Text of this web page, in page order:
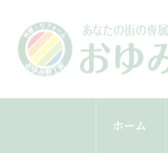
ホーム